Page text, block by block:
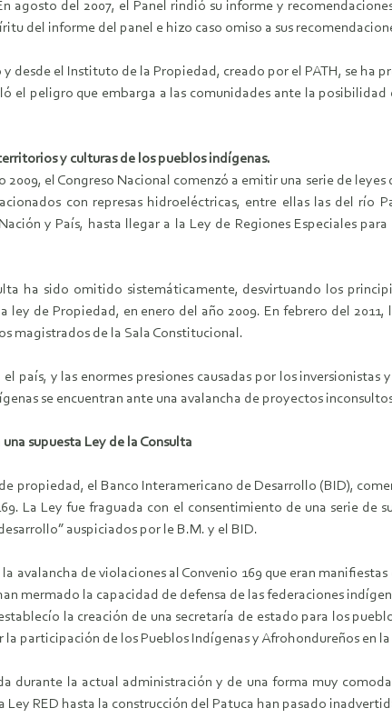
agosto del 2007, el Panel rindió su informe y
del informe del panel e hizo caso omiso a sus
y desde el Instituto de la Propiedad, creado por el PATH, se
el peligro que embarga a las comunidades ante la
y culturas de los pueblos indígenas.
el Congreso Nacional comenzó a emitir una serie de
con represas hidroeléctricas, entre ellas las del río
y País, hasta llegar a la Ley de Regiones Especiales
ha sido omitido sistemáticamente, desvirtuando los
ley de Propiedad, en enero del año 2009. En febrero del
magistrados de la Sala Constitucional.
país, y las enormes presiones causadas por los
se encuentran ante una avalancha de proyectos
supuesta Ley de la Consulta
propiedad, el Banco Interamericano de Desarrollo (BID),
La Ley fue fraguada con el consentimiento de una serie
auspiciados por le B.M. y el BID.
avalancha de violaciones al Convenio 169 que eran
mermado la capacidad de defensa de las federaciones
la creación de una secretaría de estado para los
participación de los Pueblos Indígenas y Afrohondureños en
durante la actual administración y de una forma muy
Ley RED hasta la construcción del Patuca han pasado